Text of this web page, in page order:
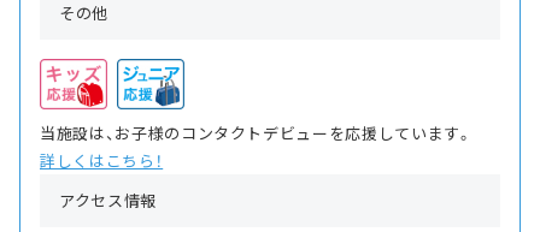
その他
当施設は、お子様のコンタクトデビューを応援しています。
詳しくはこちら！
アクセス情報